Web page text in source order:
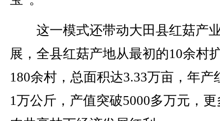
这一模式还带动大田县红菇产
展，全县红菇产地从最初的10余村
180余村，总面积达3.33万亩，年产
1万公斤，产值突破5000多万元，